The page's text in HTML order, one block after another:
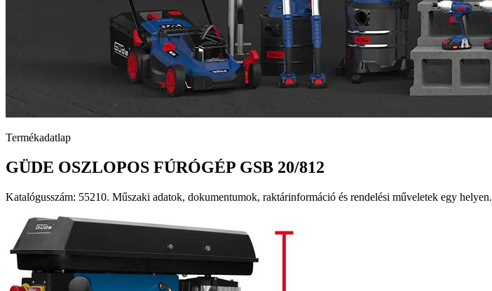
Termékadatlap
GÜDE OSZLOPOS FÚRÓGÉP GSB 20/812
Katalógusszám: 55210. Műszaki adatok, dokumentumok, raktárinformáció és rendelési műveletek egy helyen.